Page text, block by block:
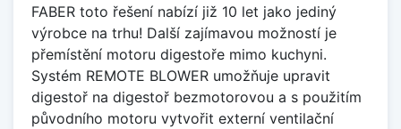
FABER toto řešení nabízí již 10 let jako jediný
výrobce na trhu! Další zajímavou možností je
přemístění motoru digestoře mimo kuchyni.
Systém REMOTE BLOWER umožňuje upravit
digestoř na digestoř bezmotorovou a s použitím
původního motoru vytvořit externí ventilační